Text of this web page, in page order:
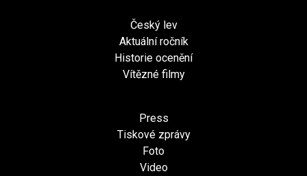
Český lev
Aktuální ročník
Historie ocenění
Vítězné filmy
Press
Tiskové zprávy
Foto
Video